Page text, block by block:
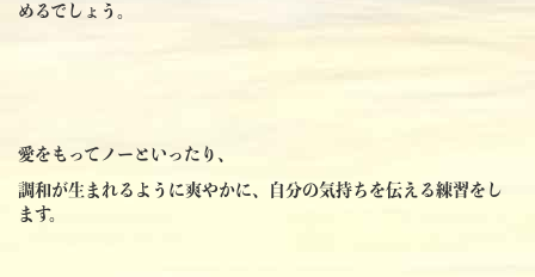
めるでしょう。
愛をもってノーといったり、
調和が生まれるように爽やかに、自分の気持ちを伝える練習をし
ます。